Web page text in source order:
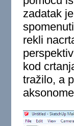
zadatak
rekli
kod
tražilo, a